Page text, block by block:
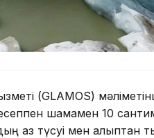
(GLAMOS)
шамамен 10
аз түсуі мен қалыптан